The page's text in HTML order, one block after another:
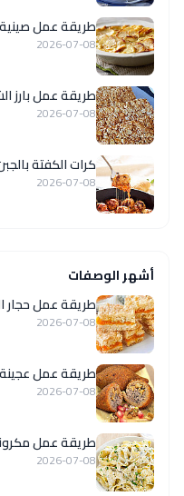
طريقة عمل صينية
2026-07-08
طريقة عمل بارز
2026-07-08
كرات الكفتة
2026-07-08
أشهر الوصفات
طريقة عمل
2026-07-08
طريقة عمل
2026-07-08
طريقة عمل
2026-07-08